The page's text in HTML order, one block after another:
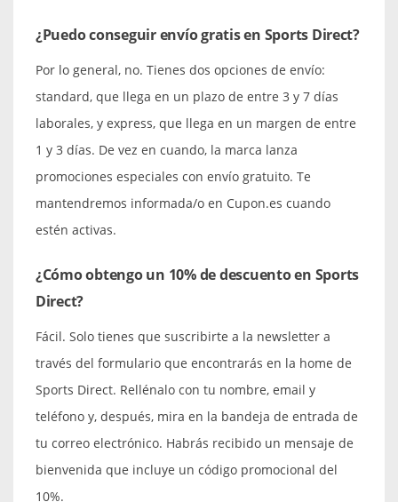
¿Puedo conseguir envío gratis en Sports Direct?
Por lo general, no. Tienes dos opciones de envío:
standard, que llega en un plazo de entre 3 y 7 días
laborales, y express, que llega en un margen de entre
1 y 3 días. De vez en cuando, la marca lanza
promociones especiales con envío gratuito. Te
mantendremos informada/o en Cupon.es cuando
estén activas.
¿Cómo obtengo un 10% de descuento en Sports
Direct?
Fácil. Solo tienes que suscribirte a la newsletter a
través del formulario que encontrarás en la home de
Sports Direct. Rellénalo con tu nombre, email y
teléfono y, después, mira en la bandeja de entrada de
tu correo electrónico. Habrás recibido un mensaje de
bienvenida que incluye un código promocional del
10%.